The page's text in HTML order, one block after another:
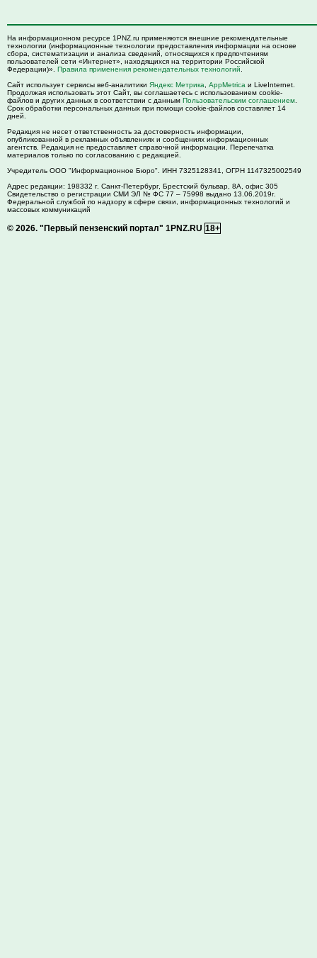
На информационном ресурсе 1PNZ.ru применяются внешние рекомендательные
технологии (информационные технологии предоставления информации на основе
сбора, систематизации и анализа сведений, относящихся к предпочтениям
пользователей сети «Интернет», находящихся на территории Российской
Федерации)». Правила применения рекомендательных технологий
Сайт использует сервисы веб-аналитики Яндекс Метрика AppMetrica и LiveInternet.
Продолжая использовать этот Сайт, вы соглашаетесь с использованием cookie-
файлов и других данных в соответствии с данным Пользовательским соглашением
Срок обработки персональных данных при помощи cookie-файлов составляет 14
дней.
Редакция не несет ответственность за достоверность информации,
опубликованной в рекламных объявлениях и сообщениях информационных
агентств. Редакция не предоставляет справочной информации. Перепечатка
материалов только по согласованию с редакцией.
Учредитель ООО "Информационное Бюро". ИНН 7325128341, ОГРН 1147325002549
Адрес редакции: 198332 г. Санкт-Петербург, Брестский бульвар, 8А, офис 305
Свидетельство о регистрации СМИ ЭЛ № ФС 77 – 75998 выдано 13.06.2019г.
Федеральной службой по надзору в сфере связи, информационных технологий и
массовых коммуникаций
© 2026. "Первый пензенский портал" 1PNZ.RU 18+